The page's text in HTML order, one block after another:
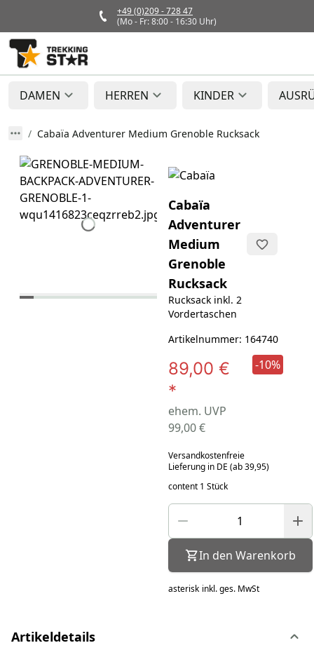
+49 (0)209 - 728 47
(Mo - Fr: 8:00 - 16:30 Uhr)
DAMEN HERREN KINDER
Cabaïa Adventurer Medium Grenoble Rucksack
Cabaïa
Adventurer
Medium
Grenoble
Rucksack
Rucksack inkl. 2
Vordertaschen
Artikelnummer: 164740
89,00 €
*
ehem. UVP
99,00 €
-10%
Versandkostenfreie
Lieferung in DE (ab 39,95)
content 1 Stück
In den Warenkorb
asterisk inkl. ges. MwSt
Artikeldetails